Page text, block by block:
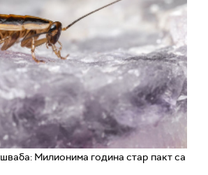
Милионима година стар пакт са